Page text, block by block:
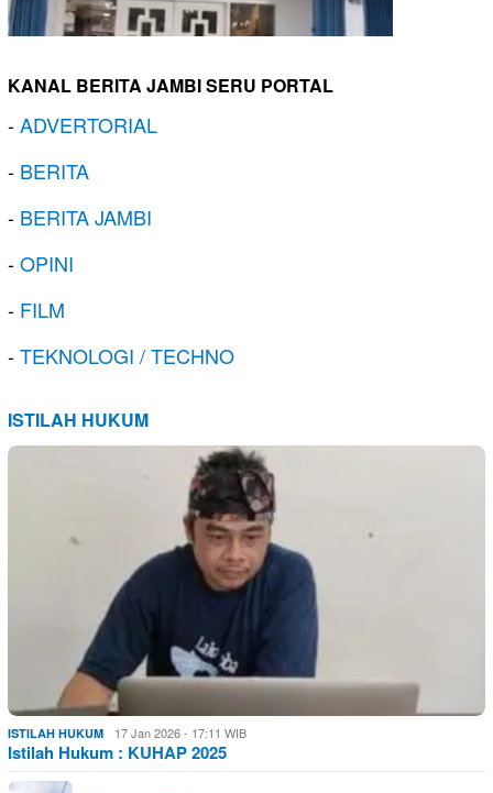
KANAL BERITA JAMBI SERU PORTAL
-ADVERTORIAL
- BERITA
- BERITA JAMBI
-OPINI
- FILM
-TEKNOLOGI / TECHNO
ISTILAH HUKUM
ISTILAH HUKUM 17 Jan 2026 - 17:11 WIB
Istilah Hukum : KUHAP 2025